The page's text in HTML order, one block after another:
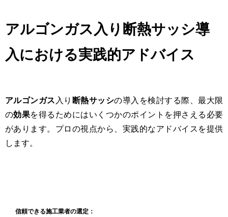
アルゴンガス入り断熱サッシ導
入における実践的アドバイス
アルゴンガス 入り 断熱サッシの導入を検討する際、最大限
の効果を得るためにはいくつかのポイントを押さえる必要
があります。プロの視点から、実践的なアドバイスを提供
します。
信頼できる施工業者の選定：